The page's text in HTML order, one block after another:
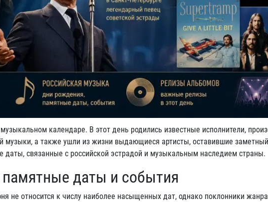
календаре. В этот день родились известные исполнители,
музыки, а также ушли из жизни выдающиеся артисты, оставившие
даты, связанные с российской эстрадой и музыкальным наследием страны.
даты и события
не относится к числу наиболее насыщенных дат, однако поклонники